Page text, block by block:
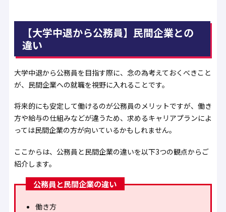
【大学中退から公務員】民間企業との
違い
大学中退から公務員を目指す際に、念の為考えておくべきこと
が、民間企業への就職を視野に入れることです。
将来的にも安定して働けるのが公務員のメリットですが、働き
方や給与の仕組みなどが違うため、求めるキャリアプランによ
っては民間企業の方が向いているかもしれません。
ここからは、公務員と民間企業の違いを以下3つの観点からご
紹介します。
公務員と民間企業の違い
働き方